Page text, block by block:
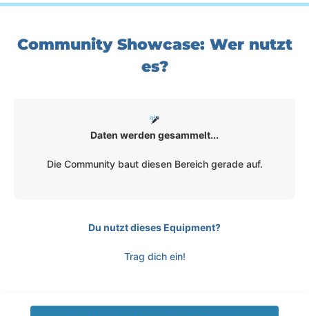
Community Showcase: Wer nutzt
es?
Daten werden gesammelt...
Die Community baut diesen Bereich gerade auf.
Du nutzt dieses Equipment?
Trag dich ein!